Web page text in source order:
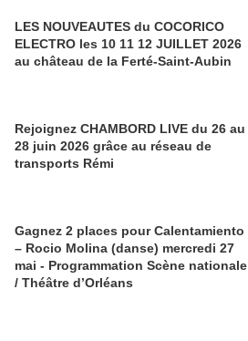
LES NOUVEAUTES du COCORICO
ELECTRO les 10 11 12 JUILLET 2026
au château de la Ferté-Saint-Aubin
Rejoignez CHAMBORD LIVE du 26 au
28 juin 2026 grâce au réseau de
transports Rémi
Gagnez 2 places pour Calentamiento
– Rocio Molina (danse) mercredi 27
mai - Programmation Scène nationale
/ Théâtre d’Orléans